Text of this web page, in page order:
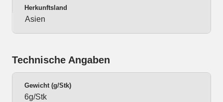
Herkunftsland
Asien
Technische Angaben
Gewicht (g/Stk)
6g/Stk